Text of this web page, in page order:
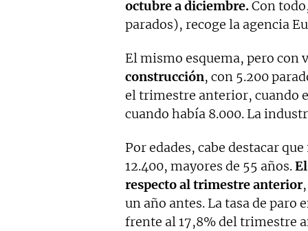
octubre a diciembre.Con
parados), recoge la agencia
El mismo esquema, pero con
construcción, con 5.200
el trimestre anterior, cuando
cuando había 8.000. La
Por edades, cabe destacar
12.400, mayores de 55 años.
respecto al trimestre anterior
un año antes. La tasa de paro
frente al 17,8% del trimestre